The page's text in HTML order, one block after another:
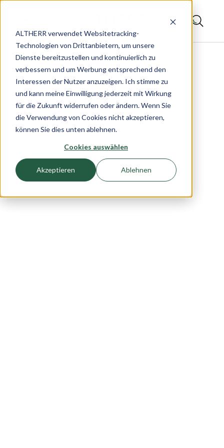
ALTHERR verwendet Websitetracking-
Technologien von Drittanbietern, um unsere
Dienste bereitzustellen und kontinuierlich zu
verbessern und um Werbung entsprechend den
Interessen der Nutzer anzuzeigen. Ich stimme zu
und kann meine Einwilligung jederzeit mit Wirkung
für die Zukunft widerrufen oder ändern. Wenn Sie
die Verwendung von Cookies nicht akzeptieren,
können Sie dies unten ablehnen.
Cookies auswählen
Akzeptieren Ablehnen